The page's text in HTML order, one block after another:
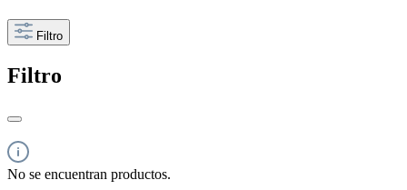
Filtro
Filtro
No se encuentran productos.